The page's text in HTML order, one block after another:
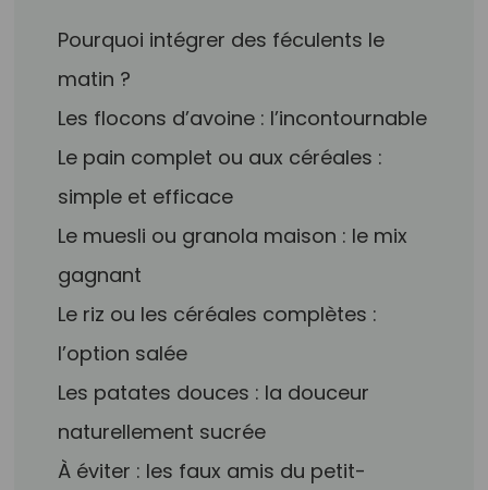
Pourquoi intégrer des féculents le
matin ?
Les flocons d’avoine : l’incontournable
Le pain complet ou aux céréales :
simple et efficace
Le muesli ou granola maison : le mix
gagnant
Le riz ou les céréales complètes :
l’option salée
Les patates douces : la douceur
naturellement sucrée
À éviter : les faux amis du petit-